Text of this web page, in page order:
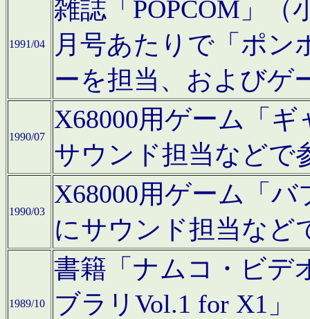
1991/04
雑誌「POPCOM」（
月号あたりで「ポン
ーを担当、およびゲ
1990/07
X68000用ゲーム「
サウンド担当などで
1990/03
X68000用ゲーム「
にサウンド担当など
1989/10
書籍「ナムコ・ビデ
ブラリVol.1 for X1」